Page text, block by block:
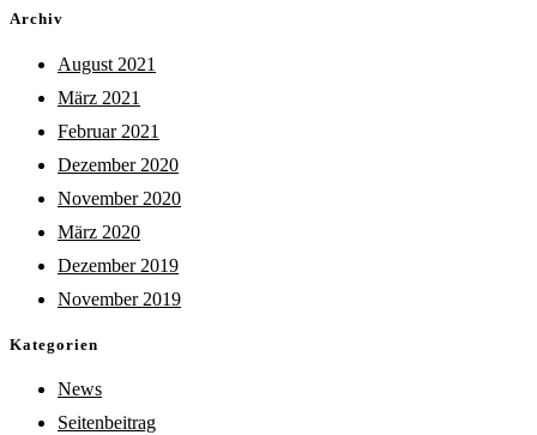
Archiv
August 2021
März 2021
Februar 2021
Dezember 2020
November 2020
März 2020
Dezember 2019
November 2019
Kategorien
News
Seitenbeitrag